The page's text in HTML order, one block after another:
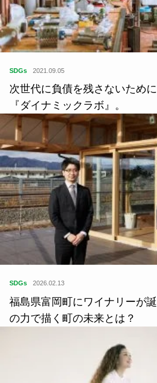
SDGs 2021.09.05
次世代に負債を残さないため
『ダイナミックラボ』。
SDGs 2026.02.13
福島県富岡町にワイナリーが
の力で描く町の未来とは？